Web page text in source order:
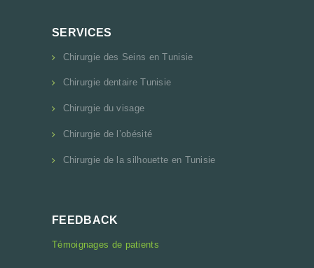
SERVICES
Chirurgie des Seins en Tunisie
Chirurgie dentaire Tunisie
Chirurgie du visage
Chirurgie de l’obésité
Chirurgie de la silhouette en Tunisie
FEEDBACK
Témoignages de patients